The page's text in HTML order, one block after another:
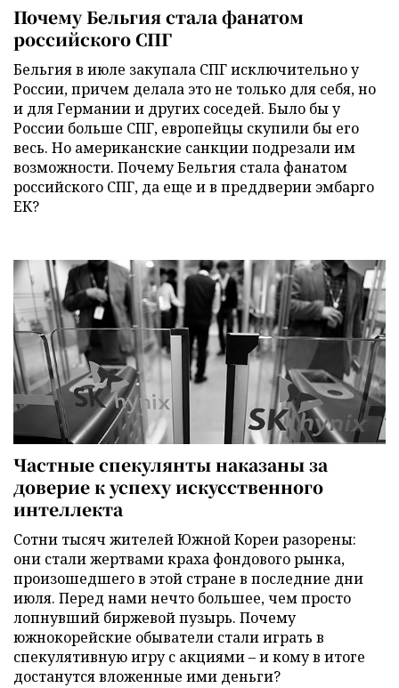
Почему Бельгия стала фанатом
российского СПГ
Бельгия в июле закупала СПГ исключительно у
России, причем делала это не только для себя, но
и для Германии и других соседей. Было бы у
России больше СПГ, европейцы скупили бы его
весь. Но американские санкции подрезали им
возможности. Почему Бельгия стала фанатом
российского СПГ, да еще и в преддверии эмбарго
ЕК?
Частные спекулянты наказаны за
доверие к успеху искусственного
интеллекта
Сотни тысяч жителей Южной Кореи разорены:
они стали жертвами краха фондового рынка,
произошедшего в этой стране в последние дни
июля. Перед нами нечто большее, чем просто
лопнувший биржевой пузырь. Почему
южнокорейские обыватели стали играть в
спекулятивную игру с акциями – и кому в итоге
достанутся вложенные ими деньги?